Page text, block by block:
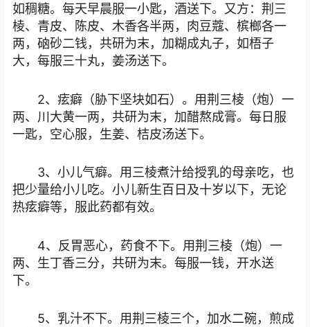
如稠糖。每天早晨服一小匙，酒送下。又方：荆三
棱、青皮、陈皮、木香各半两，肉豆蔻、槟榔各一
两，硇砂二钱，共研为末，加糊成丸子，如梧子
大，每服三十丸，姜汤送下。
2、痃癖（胁下坚块如石）。用荆三棱（炮）一
两、川大黄一两，共研为末，加醋熬成膏。每日服
一匙，空心服，生姜、桔皮汤送下。
3、小儿气癖。用三棱煮汁给授乳的母亲吃，也
把少量给小儿吃。小儿新生百日及十岁以下，无论
热痃癖等，服此药都有效。
4、反胃恶心，药食不下。用荆三棱（炮）一
两、生丁香三分，共研为末。每服一钱，开水送
下。
5、乳汁不下。用荆三棱三个，加水二碗，煎成